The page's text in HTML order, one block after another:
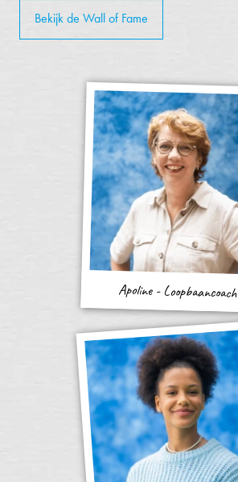
Bekijk de Wall of Fame
Apoline - Loopbaancoach